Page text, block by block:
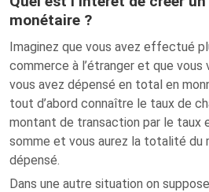
monétaire ?
Imaginez que vous avez effectué
commerce à l’étranger et que vous
vous avez dépensé en total en
tout d’abord connaître le taux de
montant de transaction par le taux
somme et vous aurez la totalité du
dépensé.
Dans une autre situation on